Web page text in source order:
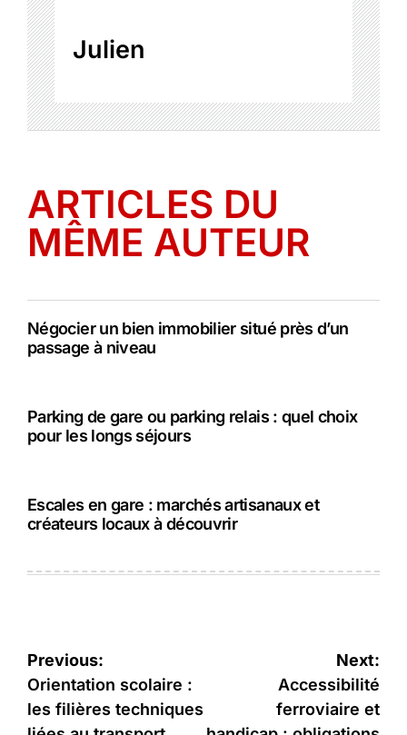
Julien
ARTICLES DU
MÊME AUTEUR
Négocier un bien immobilier situé près d’un
passage à niveau
Parking de gare ou parking relais : quel choix
pour les longs séjours
Escales en gare : marchés artisanaux et
créateurs locaux à découvrir
Navigation
de
l’article
Previous:
Orientation scolaire :
les filières techniques
Next:
Accessibilité
ferroviaire et